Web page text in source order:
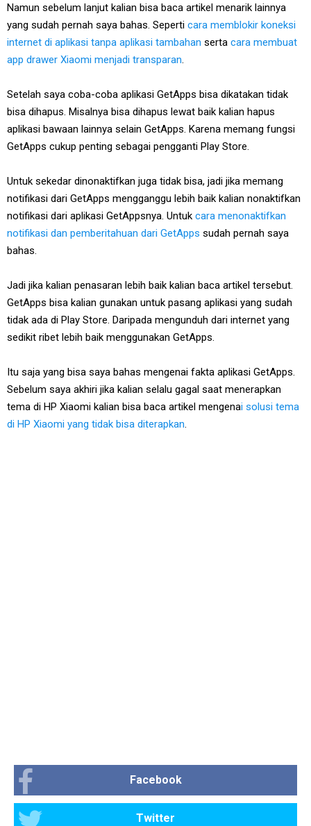
Namun sebelum lanjut kalian bisa baca artikel menarik lainnya
yang sudah pernah saya bahas. Seperti cara memblokir koneksi
internet di aplikasi tanpa aplikasi tambahan serta cara membuat
app drawer Xiaomi menjadi transparan.
Setelah saya coba-coba aplikasi GetApps bisa dikatakan tidak
bisa dihapus. Misalnya bisa dihapus lewat baik kalian hapus
aplikasi bawaan lainnya selain GetApps. Karena memang fungsi
GetApps cukup penting sebagai pengganti Play Store.
Untuk sekedar dinonaktifkan juga tidak bisa, jadi jika memang
notifikasi dari GetApps mengganggu lebih baik kalian nonaktifkan
notifikasi dari aplikasi GetAppsnya. Untuk cara menonaktifkan
notifikasi dan pemberitahuan dari GetApps sudah pernah saya
bahas.
Jadi jika kalian penasaran lebih baik kalian baca artikel tersebut.
GetApps bisa kalian gunakan untuk pasang aplikasi yang sudah
tidak ada di Play Store. Daripada mengunduh dari internet yang
sedikit ribet lebih baik menggunakan GetApps.
Itu saja yang bisa saya bahas mengenai fakta aplikasi GetApps.
Sebelum saya akhiri jika kalian selalu gagal saat menerapkan
tema di HP Xiaomi kalian bisa baca artikel mengenai solusi tema
di HP Xiaomi yang tidak bisa diterapkan.
Facebook
Twitter